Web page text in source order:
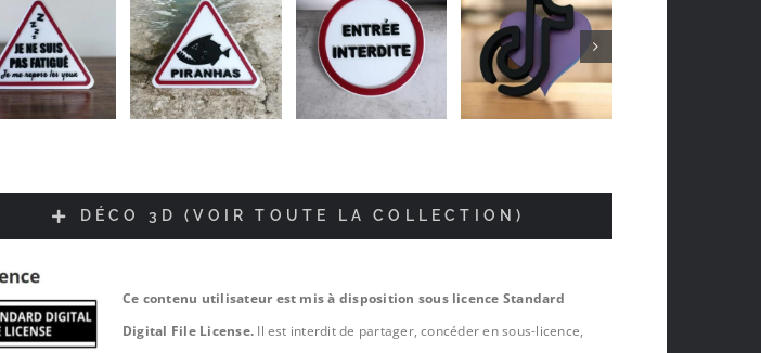
DÉCO 3D (VOIR TOUTE LA COLLECTION)
Ce contenu utilisateur est mis à disposition sous licence Standard
Digital File License. Il est interdit de partager, concéder en sous-licence,